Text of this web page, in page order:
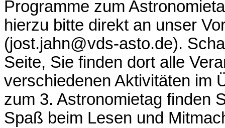
Programme zum
hierzu bitte direkt an unser
(jost.jahn@vds-asto.de).
Seite, Sie finden dort alle
verschiedenen Aktivitäten im
zum 3. Astronomietag finden
Spaß beim Lesen und